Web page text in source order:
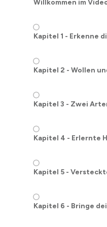
Willkommen im
Kapitel 1 - Erkenne
Kapitel 2 - Wollen
Kapitel 3 - Zwei
Kapitel 4 - Erlernte
Kapitel 5 -
Kapitel 6 - Bringe